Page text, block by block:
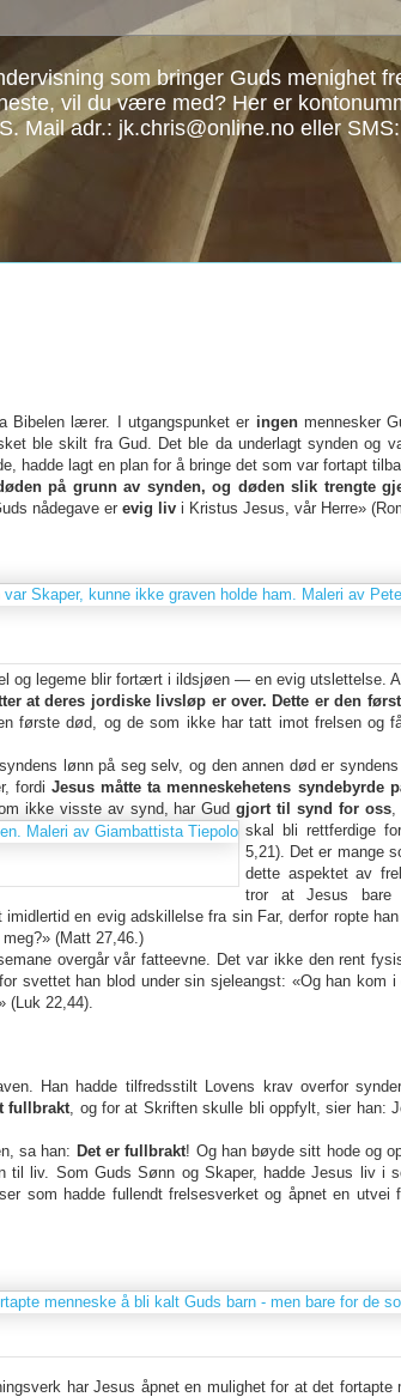
som bringer Guds menighet
vil du være med? Her er
Mail adr.: jk.chris@online.no eller
Bibelen lærer. I utgangspunket er ingenmennesker
ble skilt fra Gud. Det ble da underlagt synden og
hadde lagt en plan for å bringe det som var fortapt
på grunn av synden, og døden slik trengte
nådegave er evig liv i Kristus Jesus, vår Herre»
og legeme blir fortært i ildsjøen — en evig utslettelse.
at deres jordiske livsløp er over. Dette er den
første død, og de som ikke har tatt imot frelsen og
lønn på seg selv, og den annen død er syndens
fordi Jesus måtte ta menneskehetens syndebyrde
ikke visste av synd, har Gudgjort til synd for oss,
skal bli rettferdige for
5,21). Det er mange
dette aspektet av
tror at Jesus bare
en evig adskillelse fra sin Far, derfor ropte
(Matt 27,46.)
overgår vår fatteevne. Det var ikke den rent
svettet han blod under sin sjeleangst: «Og han kom i
(Luk 22,44).
Han hadde tilfredsstilt Lovens krav overfor
fullbrakt, og for at Skriften skulle bli oppfylt, sier han:
sa han: Det er fullbrakt! Og han bøyde sitt hode og
liv. Som Guds Sønn og Skaper, hadde Jesus liv i
som hadde fullendt frelsesverket og åpnet en utvei
har Jesus åpnet en mulighet for at det fortapte